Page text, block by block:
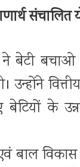
संचालित
ने बेटी
उन्होंने
बेटियों के
बाल